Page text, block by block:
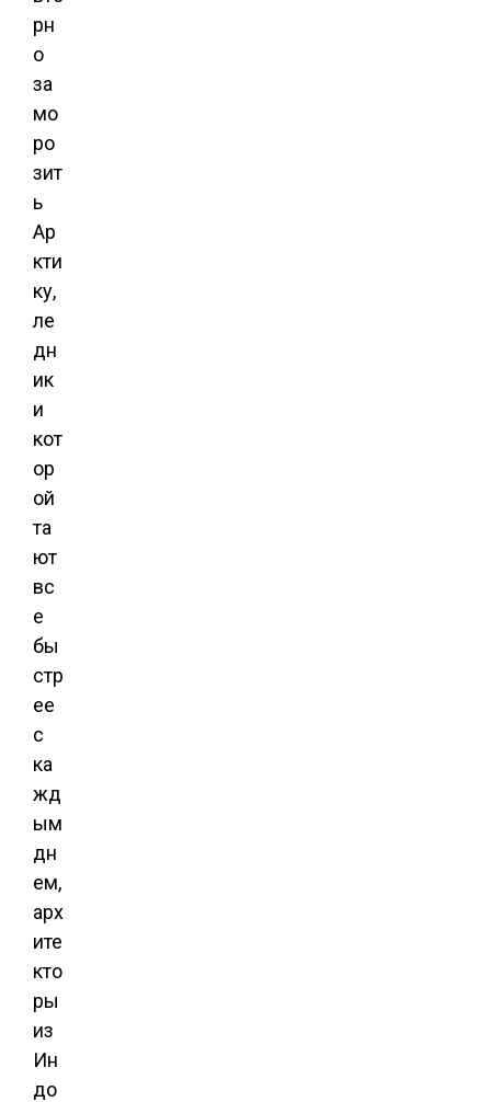
рн
о
за
мо
ро
зит
ь
Ар
кти
ку,
ле
дн
ик
и
кот
ор
ой
та
ют
вс
е
бы
стр
ее
с
ка
жд
ым
дн
ем,
арх
ите
кто
ры
из
Ин
до